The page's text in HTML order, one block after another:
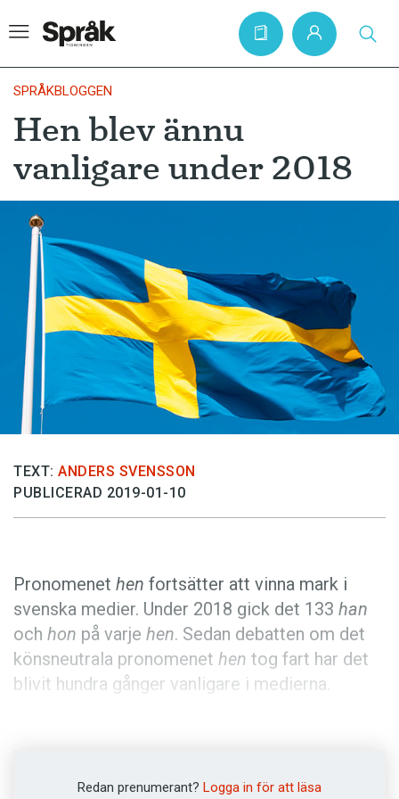
Hem
Artiklar
Språkfrågor
Skrivtips
Bokrecensioner
Kviss
Podden
Anmäl till språkpolisen
Föreslå nyord
Annonsera
SPRÅKBLOGGEN
Hen blev ännu
vanligare under 2018
TEXT: ANDERS SVENSSON
PUBLICERAD 2019-01-10
Pronomenet hen fortsätter att vinna mark i
svenska medier. Under 2018 gick det 133 han
och hon på varje hen. Sedan debatten om det
könsneutrala pronomenet hen tog fart har det
blivit hundra gånger vanligare i medierna.
könsneutrala pronomenet mycket sällsynt i
Redan prenumerant? Logga in för att läsa